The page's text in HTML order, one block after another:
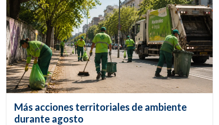
Más acciones territoriales de ambiente
durante agosto